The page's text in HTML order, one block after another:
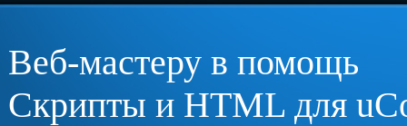
Веб-мастеру в помощь
Скрипты и HTML для